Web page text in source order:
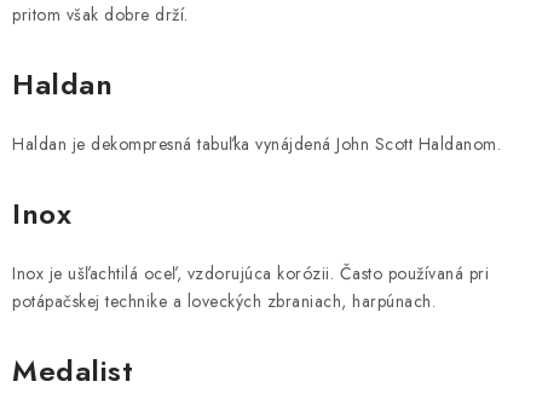
pritom však dobre drží.
Haldan
Haldan je dekompresná tabuľka vynájdená John Scott Haldanom.
Inox
Inox je ušľachtilá oceľ, vzdorujúca korózii. Často používaná pri
potápačskej technike a loveckých zbraniach, harpúnach.
Medalist